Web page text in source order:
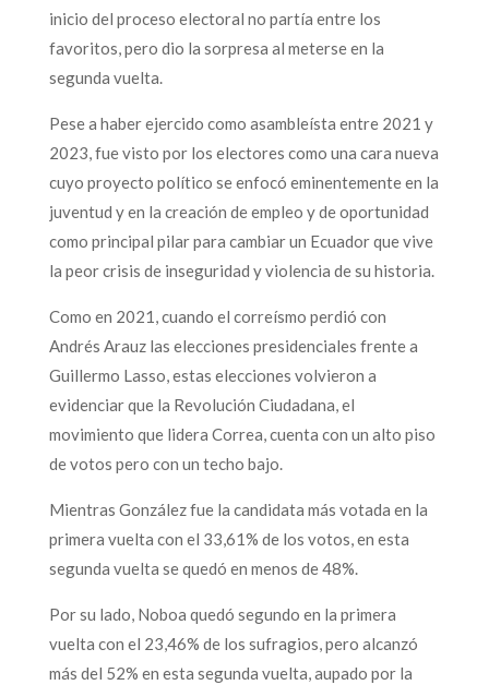
inicio del proceso electoral no partía entre los
favoritos, pero dio la sorpresa al meterse en la
segunda vuelta.
Pese a haber ejercido como asambleísta entre 2021 y
2023, fue visto por los electores como una cara nueva
cuyo proyecto político se enfocó eminentemente en la
juventud y en la creación de empleo y de oportunidad
como principal pilar para cambiar un Ecuador que vive
la peor crisis de inseguridad y violencia de su historia.
Como en 2021, cuando el correísmo perdió con
Andrés Arauz las elecciones presidenciales frente a
Guillermo Lasso, estas elecciones volvieron a
evidenciar que la Revolución Ciudadana, el
movimiento que lidera Correa, cuenta con un alto piso
de votos pero con un techo bajo.
Mientras González fue la candidata más votada en la
primera vuelta con el 33,61% de los votos, en esta
segunda vuelta se quedó en menos de 48%.
Por su lado, Noboa quedó segundo en la primera
vuelta con el 23,46% de los sufragios, pero alcanzó
más del 52% en esta segunda vuelta, aupado por la